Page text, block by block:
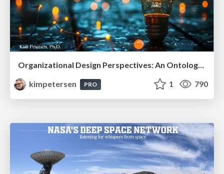
Organizational Design Perspectives: An Ontology of Organizational Design Elements
kimpetersen
PRO 1 790